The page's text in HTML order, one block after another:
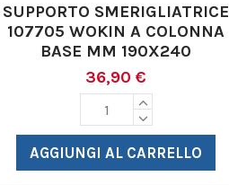
SUPPORTO SMERIGLIATRICE
107705 WOKIN A COLONNA
BASE MM 190X240
36,90 €
AGGIUNGI AL CARRELLO